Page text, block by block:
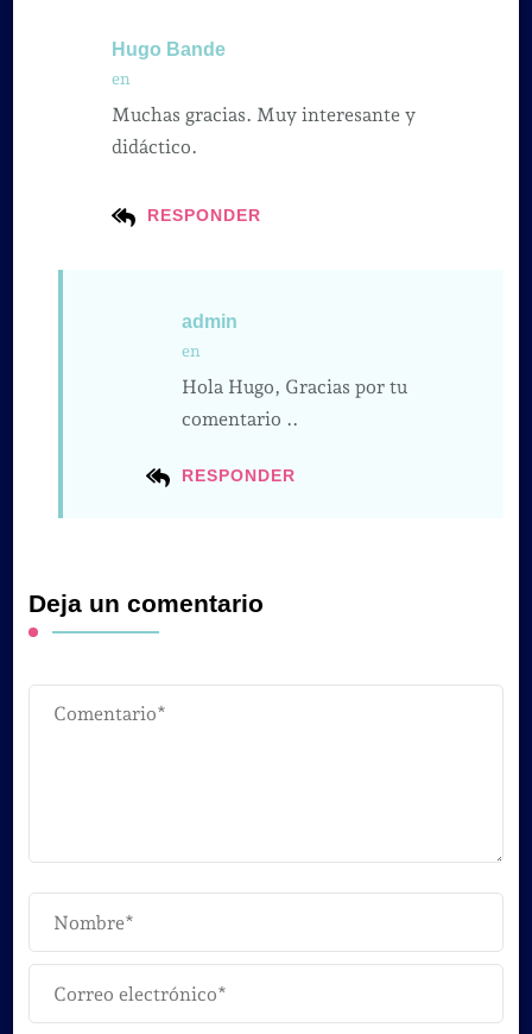
Hugo Bande
en
RESPONDER
Muchas gracias. Muy interesante y
didáctico.
admin
en
RESPONDER
Hola Hugo, Gracias por tu
comentario ..
Deja un comentario